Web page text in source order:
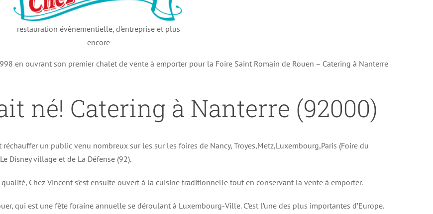
restauration évènementielle, d’entreprise et plus
encore
en ouvrant son premier chalet de vente à emporter pour la Foire Saint Romain de Rouen – Catering à Nanterre
né! Catering à Nanterre (92000)
un public venu nombreux sur les sur les foires de Nancy, Troyes,Metz,Luxembourg,Paris (Foire du
Disney village et de La Défense (92).
Chez Vincent s’est ensuite ouvert à la cuisine traditionnelle tout en conservant la vente à emporter.
qui est une fête foraine annuelle se déroulant à Luxembourg-Ville. C’est l’une des plus importantes d’Europe.